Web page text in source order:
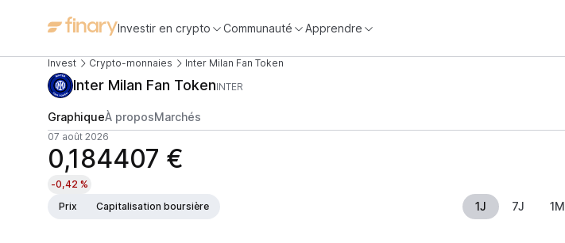
Investir en crypto Communauté Apprendre
Invest Crypto-monnaies Inter Milan Fan Token
Inter Milan Fan TokenINTER
GraphiqueÀ proposMarchés
07 août 2026
0,184407 €
-0,42 %
Prix
Capitalisation boursière 1J 7J 1M